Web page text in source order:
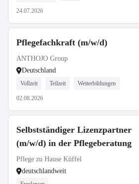
24.07.2026
Pflegefachkraft (m/w/d)
ANTHOJO Group
Deutschland
Vollzeit Teilzeit Weiterbildungen
02.08.2026
Selbstständiger Lizenzpartner
(m/w/d) in der Pflegeberatung
Pflege zu Hause Küffel
deutschlandweit